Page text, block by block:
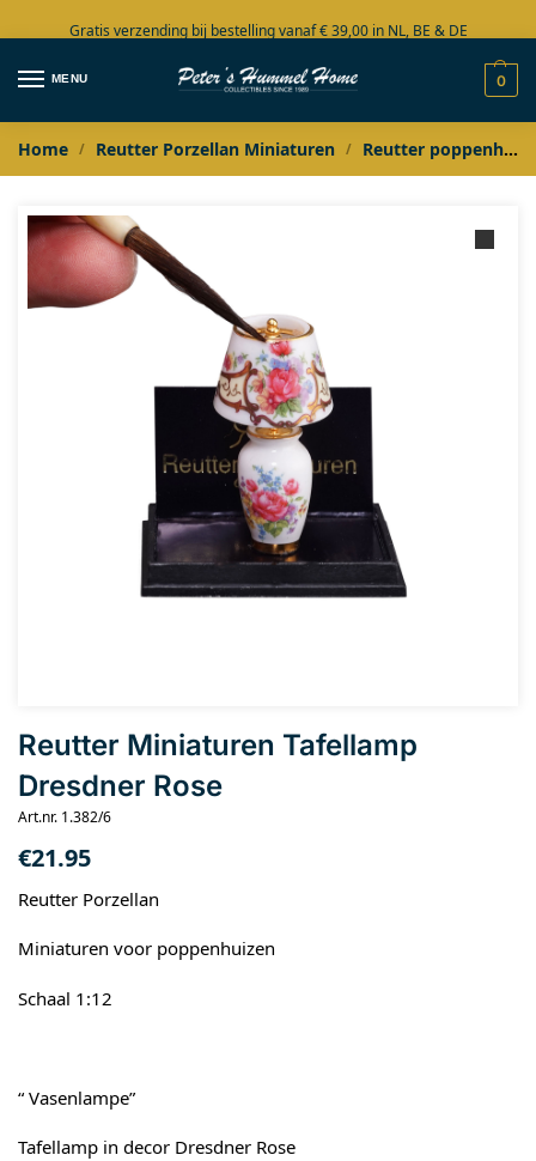
Gratis verzending bij bestelling vanaf € 39,00 in NL, BE & DE
Grote collectie in voorraad
MENU 0
Home / Reutter Porzellan Miniaturen / Reutter poppenhuis miniaturen
Reutter Miniaturen Tafellamp
Dresdner Rose
Art.nr. 1.382/6
€21.95
Reutter Porzellan
Miniaturen voor poppenhuizen
Schaal 1:12
“ Vasenlampe”
Tafellamp in decor Dresdner Rose